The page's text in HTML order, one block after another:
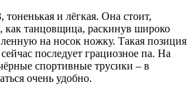
тоненькая и лёгкая. Она стоит,
как танцовщица, раскинув широко
на носок ножку. Такая позиция
последует грациозное па. На
спортивные трусики – в
очень удобно.